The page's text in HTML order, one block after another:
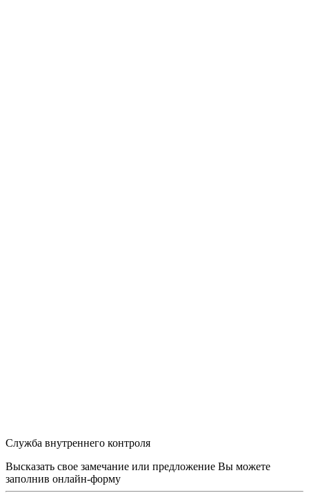
Служба внутреннего контроля
Высказать свое замечание или предложение Вы можете
заполнив онлайн-форму